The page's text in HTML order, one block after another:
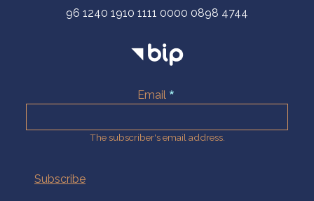
96 1240 1910 1111 0000 0898 4744
Email
The subscriber's email address.